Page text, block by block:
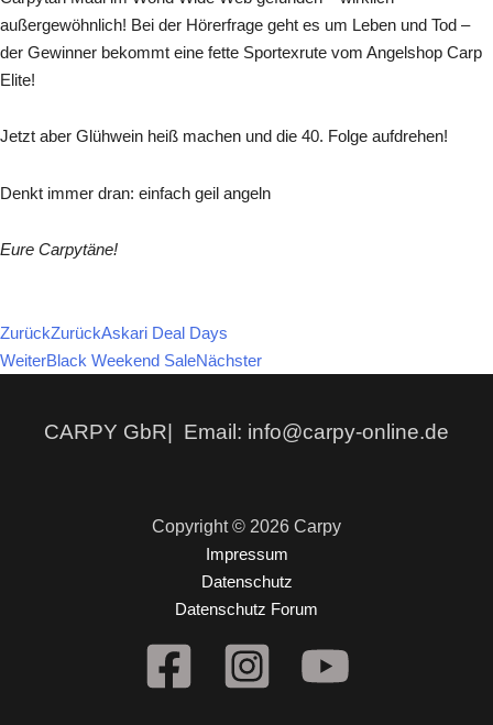
außergewöhnlich! Bei der Hörerfrage geht es um Leben und Tod –
der Gewinner bekommt eine fette Sportexrute vom Angelshop Carp
Elite!
Jetzt aber Glühwein heiß machen und die 40. Folge aufdrehen!
Denkt immer dran: einfach geil angeln
Eure Carpytäne!
ZurückZurückAskari Deal Days
WeiterBlack Weekend SaleNächster
CARPY GbR| Email: info@carpy-online.de
Copyright © 2026 Carpy
Impressum
Datenschutz
Datenschutz Forum